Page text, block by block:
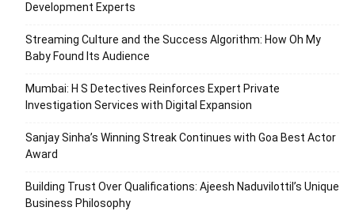
Development Experts
Streaming Culture and the Success Algorithm: How Oh My
Baby Found Its Audience
Mumbai: H S Detectives Reinforces Expert Private
Investigation Services with Digital Expansion
Sanjay Sinha’s Winning Streak Continues with Goa Best Actor
Award
Building Trust Over Qualifications: Ajeesh Naduvilottil’s Unique
Business Philosophy